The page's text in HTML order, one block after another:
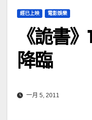
經已上映 電影娛樂
《詭書
降臨
一月 5, 2011